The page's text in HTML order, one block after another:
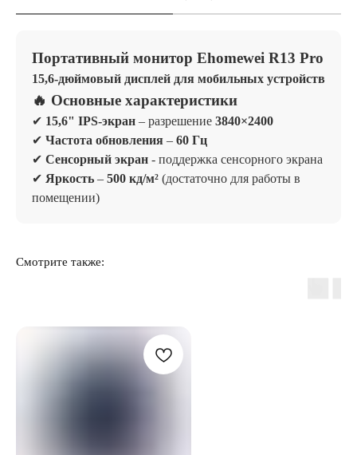
Портативный монитор Ehomewei R13 Pro
15,6-дюймовый дисплей для мобильных устройств
🔥 Основные характеристики
✔ 15,6" IPS-экран – разрешение 3840×2400
✔ Частота обновления – 60 Гц
✔ Сенсорный экран - поддержка сенсорного экрана
✔ Яркость – 500 кд/м² (достаточно для работы в
помещении)
Смотрите также: